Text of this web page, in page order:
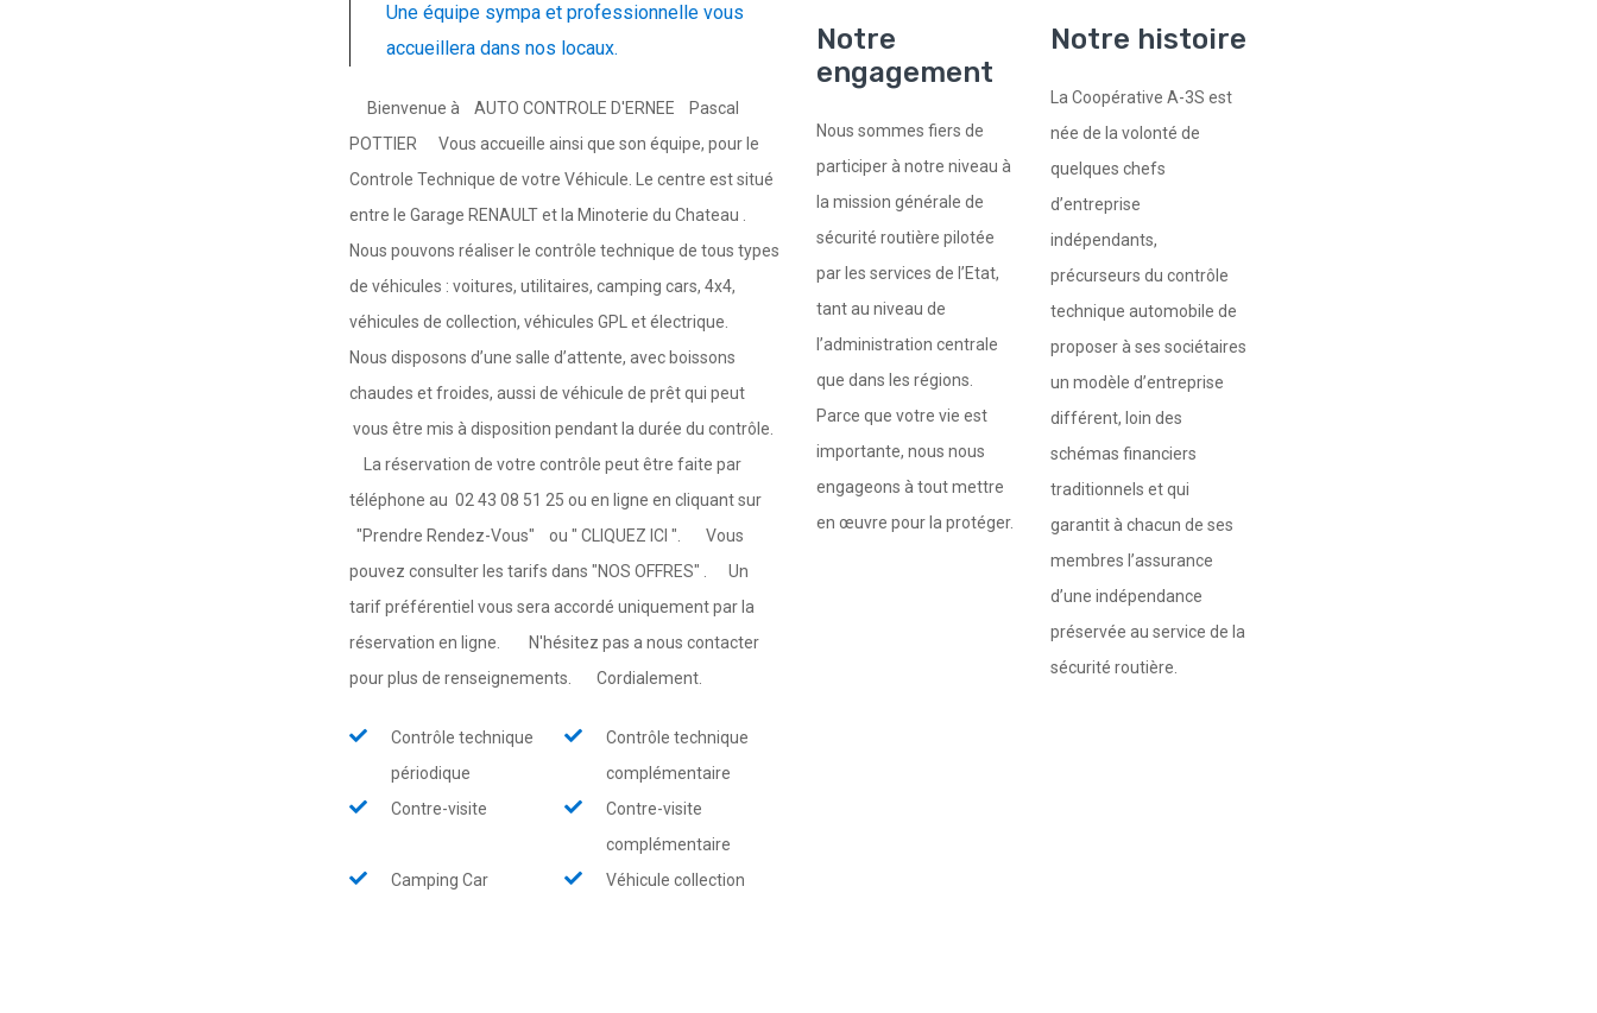
Une équipe sympa et professionnelle vous
accueillera dans nos locaux.
Bienvenue à AUTO CONTROLE D'ERNEE Pascal
POTTIER Vous accueille ainsi que son équipe, pour le
Controle Technique de votre Véhicule. Le centre est situé
entre le Garage RENAULT et la Minoterie du Chateau .
Nous pouvons réaliser le contrôle technique de tous types
de véhicules : voitures, utilitaires, camping cars, 4x4,
véhicules de collection, véhicules GPL et électrique.
Nous disposons d’une salle d’attente, avec boissons
chaudes et froides, aussi de véhicule de prêt qui peut
vous être mis à disposition pendant la durée du contrôle.
La réservation de votre contrôle peut être faite par
téléphone au 02 43 08 51 25 ou en ligne en cliquant sur
"Prendre Rendez-Vous" ou " CLIQUEZ ICI ". Vous
pouvez consulter les tarifs dans "NOS OFFRES" . Un
tarif préférentiel vous sera accordé uniquement par la
réservation en ligne. N'hésitez pas a nous contacter
pour plus de renseignements. Cordialement.
Contrôle technique
périodique
Contrôle technique
complémentaire
Contre-visite
Contre-visite
complémentaire
Camping Car
Véhicule collection
Notre
engagement
Nous sommes fiers de
participer à notre niveau à
la mission générale de
sécurité routière pilotée
par les services de l’Etat,
tant au niveau de
l’administration centrale
que dans les régions.
Parce que votre vie est
importante, nous nous
engageons à tout mettre
en œuvre pour la protéger.
Notre histoire
La Coopérative A-3S est
née de la volonté de
quelques chefs
d’entreprise
indépendants,
précurseurs du contrôle
technique automobile de
proposer à ses sociétaires
un modèle d’entreprise
différent, loin des
schémas financiers
traditionnels et qui
garantit à chacun de ses
membres l’assurance
d’une indépendance
préservée au service de la
sécurité routière.